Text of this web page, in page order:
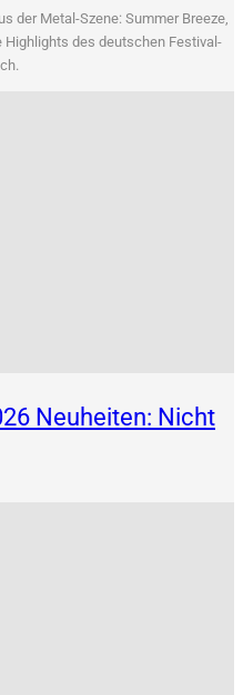
der Metal-Sze­ne: Sum­mer Bree­ze,
High­lights des deut­schen Fes­ti­val­
Neuheiten: Nicht